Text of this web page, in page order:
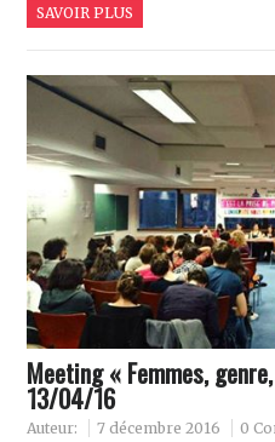
SAVOIR PLUS
Meeting « Femmes,
13/04/16
Auteur: 7 décembre 2016 0